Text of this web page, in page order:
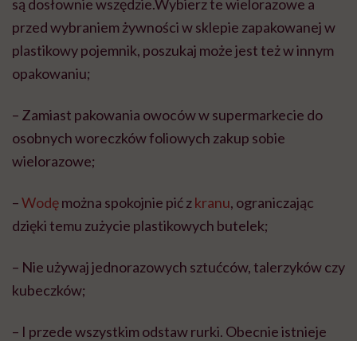
są dosłownie wszędzie.Wybierz te wielorazowe a
przed wybraniem żywności w sklepie zapakowanej w
plastikowy pojemnik, poszukaj może jest też w innym
opakowaniu;
– Zamiast pakowania owoców w supermarkecie do
osobnych woreczków foliowych zakup sobie
wielorazowe;
–Wodęmożna spokojnie pić zkranu, ograniczając
dzięki temu zużycie plastikowych butelek;
– Nie używaj jednorazowych sztućców, talerzyków czy
kubeczków;
– I przede wszystkim odstaw rurki. Obecnie istnieje